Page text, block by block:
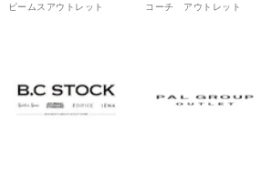
ビームスアウトレット コーチ アウトレット